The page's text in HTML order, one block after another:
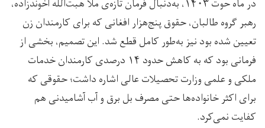
در ماه حوت ۱۴۰۳، به‌دنبال فرمان تازه‌ی ملا هبت‌الله آخوندزاده،
رهبر گروه طالبان، حقوق پنج‌هزار افغانی که برای کارمندان زن
تعیین شده بود نیز به‌طور کامل قطع شد. این تصمیم، بخشی از
فرمانی بود که به کاهش حدود ۱۴ درصدی کارمندان خدمات
ملکی و علمی وزارت تحصیلات عالی اشاره داشت؛ حقوقی که
برای اکثر خانواده‌ها حتی مصرف بل برق و آب آشامیدنی هم
کفایت نمی‌کرد.